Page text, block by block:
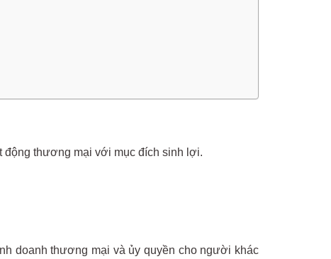
động thương mại với mục đích sinh lợi.
doanh thương mại và ủy quyền cho người khác